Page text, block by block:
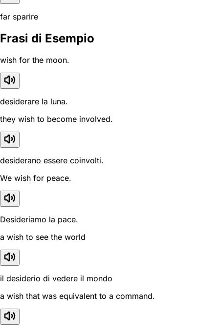
far sparire
Frasi di Esempio
wish for the moon.
desiderare la luna.
they wish to become involved.
desiderano essere coinvolti.
We wish for peace.
Desideriamo la pace.
a wish to see the world
il desiderio di vedere il mondo
a wish that was equivalent to a command.